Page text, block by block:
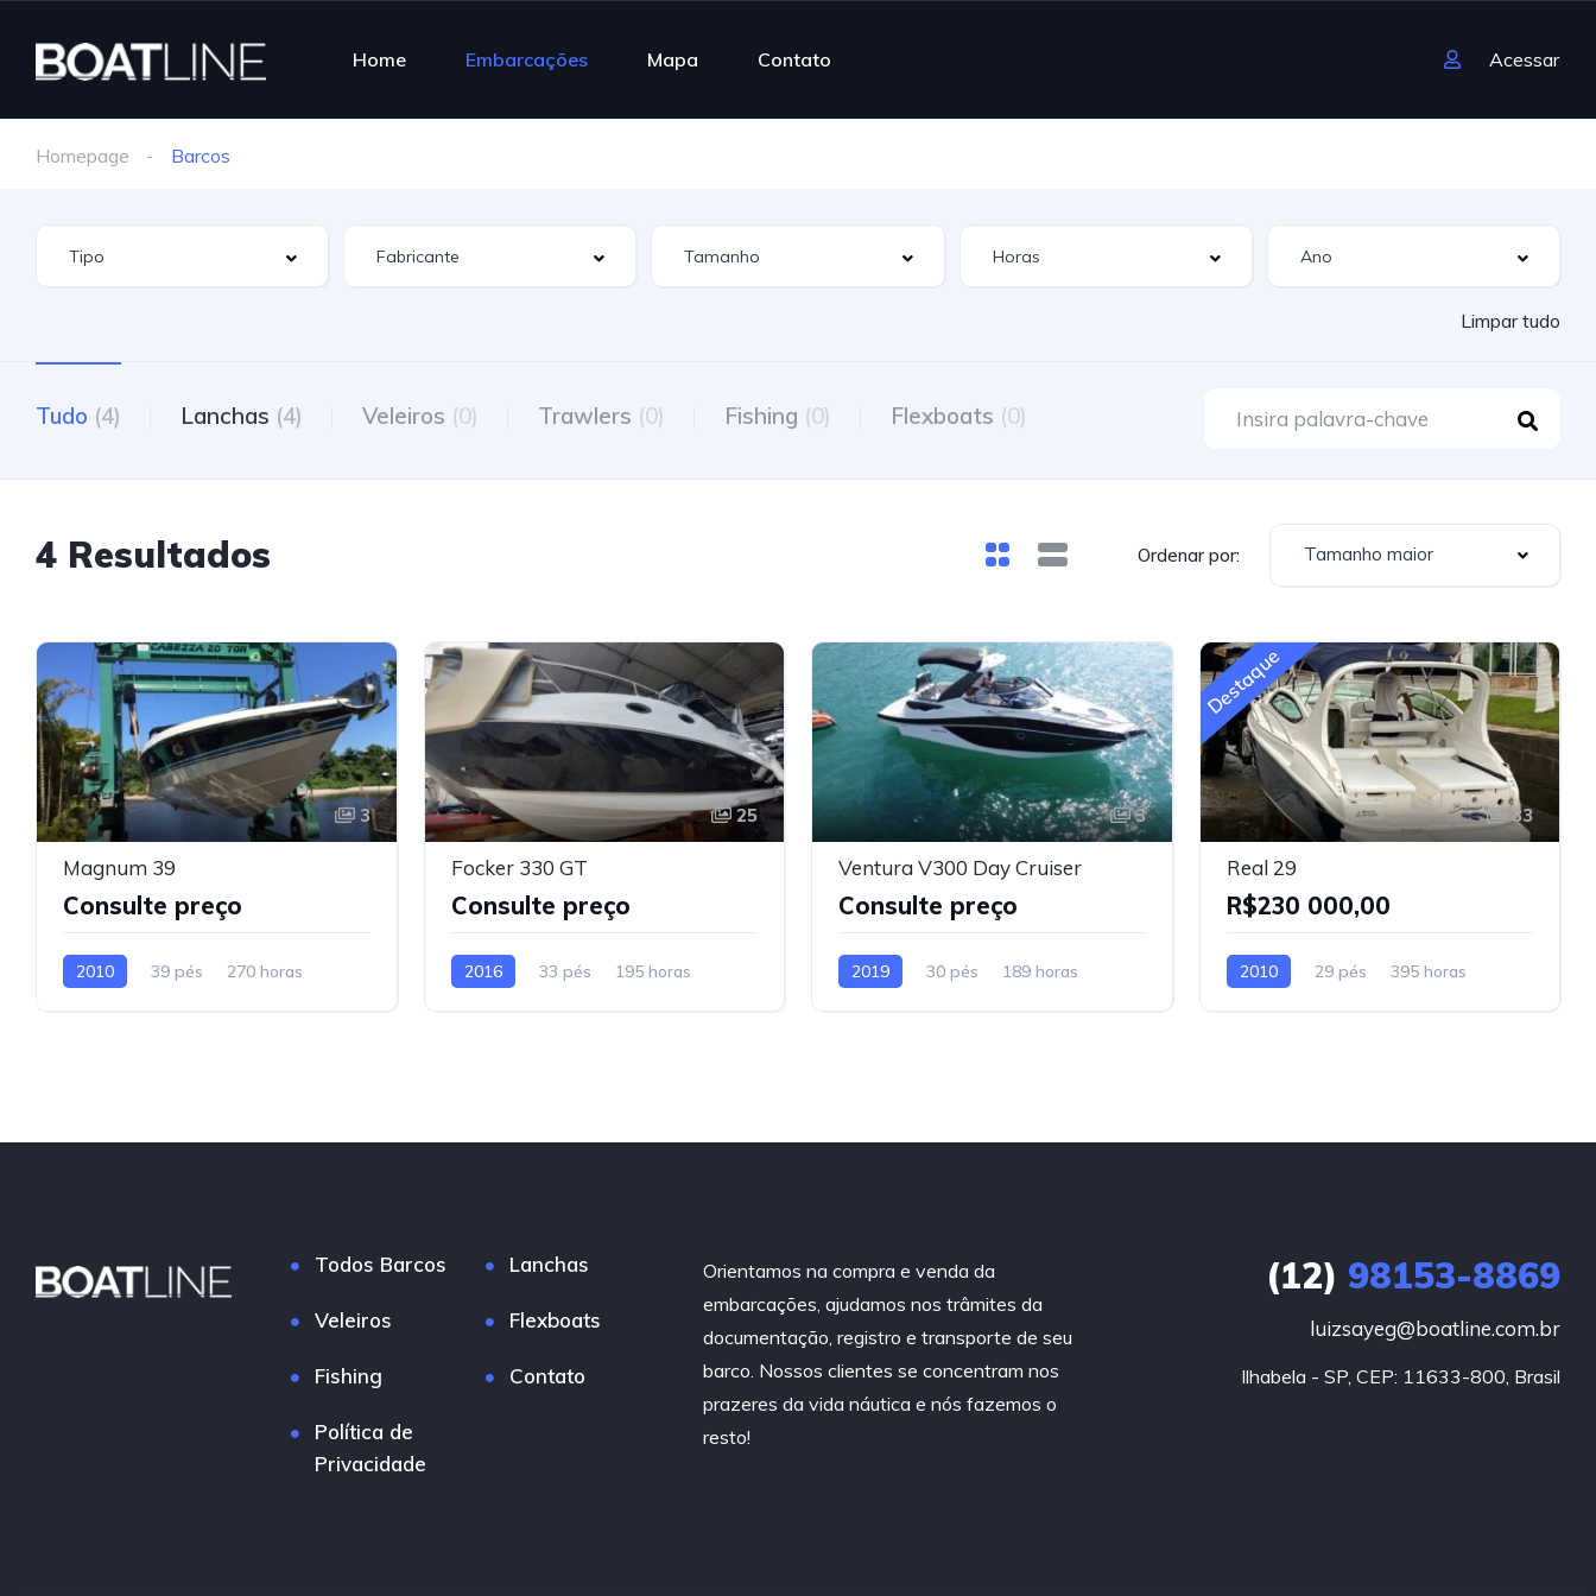
Home Embarcações Mapa Contato Acessar
Homepage Barcos
Limpar tudo
Tudo (4) Lanchas (4) Veleiros (0) Trawlers (0) Fishing (0) Flexboats (0)
4 Resultados Ordenar por: Tamanho maior
3
Magnum 39
Consulte preço
2010 39 pés 270 horas
25
Focker 330 GT
Consulte preço
2016 33 pés 195 horas
3
Ventura V300 Day Cruiser
Consulte preço
2019 30 pés 189 horas
Destaque
33
Real 29
R$230 000,00
2010 29 pés 395 horas
Todos Barcos Lanchas
Veleiros Flexboats
Fishing Contato
Política de
Privacidade
Orientamos na compra e venda da
embarcações, ajudamos nos trâmites da
documentação, registro e transporte de seu
barco. Nossos clientes se concentram nos
prazeres da vida náutica e nós fazemos o
resto!
(12) 98153-8869
luizsayeg@boatline.com.br
Ilhabela - SP, CEP: 11633-800, Brasil